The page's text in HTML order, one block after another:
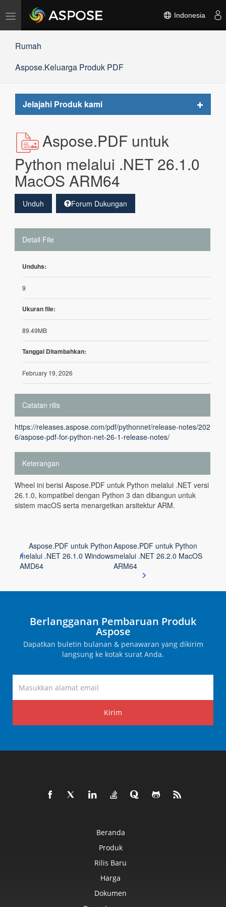
Alihkan
navigasi
Indonesia
Rumah
Aspose.Keluarga Produk PDF
Jelajahi Produk kami
Toggle
Aspose.PDF untuk
Python melalui .NET 26.1.0
MacOS ARM64
Unduh Forum Dukungan
Detail File
Unduhs:
9
Ukuran file:
89.49MB
Tanggal Ditambahkan:
February 19, 2026
Catatan rilis
https://releases.aspose.com/pdf/pythonnet/release-notes/202
6/aspose-pdf-for-python-net-26-1-release-notes/
Keterangan
Wheel ini berisi Aspose.PDF untuk Python melalui .NET versi
26.1.0, kompatibel dengan Python 3 dan dibangun untuk
sistem macOS serta menargetkan arsitektur ARM.
Aspose.PDF untuk Python
melalui .NET 26.1.0 Windows
AMD64
Aspose.PDF untuk Python
melalui .NET 26.2.0 MacOS
ARM64
Berlangganan Pembaruan Produk
Aspose
Dapatkan buletin bulanan & penawaran yang dikirim
langsung ke kotak surat Anda.
Kirim
Beranda
Produk
Rilis Baru
Harga
Dokumen